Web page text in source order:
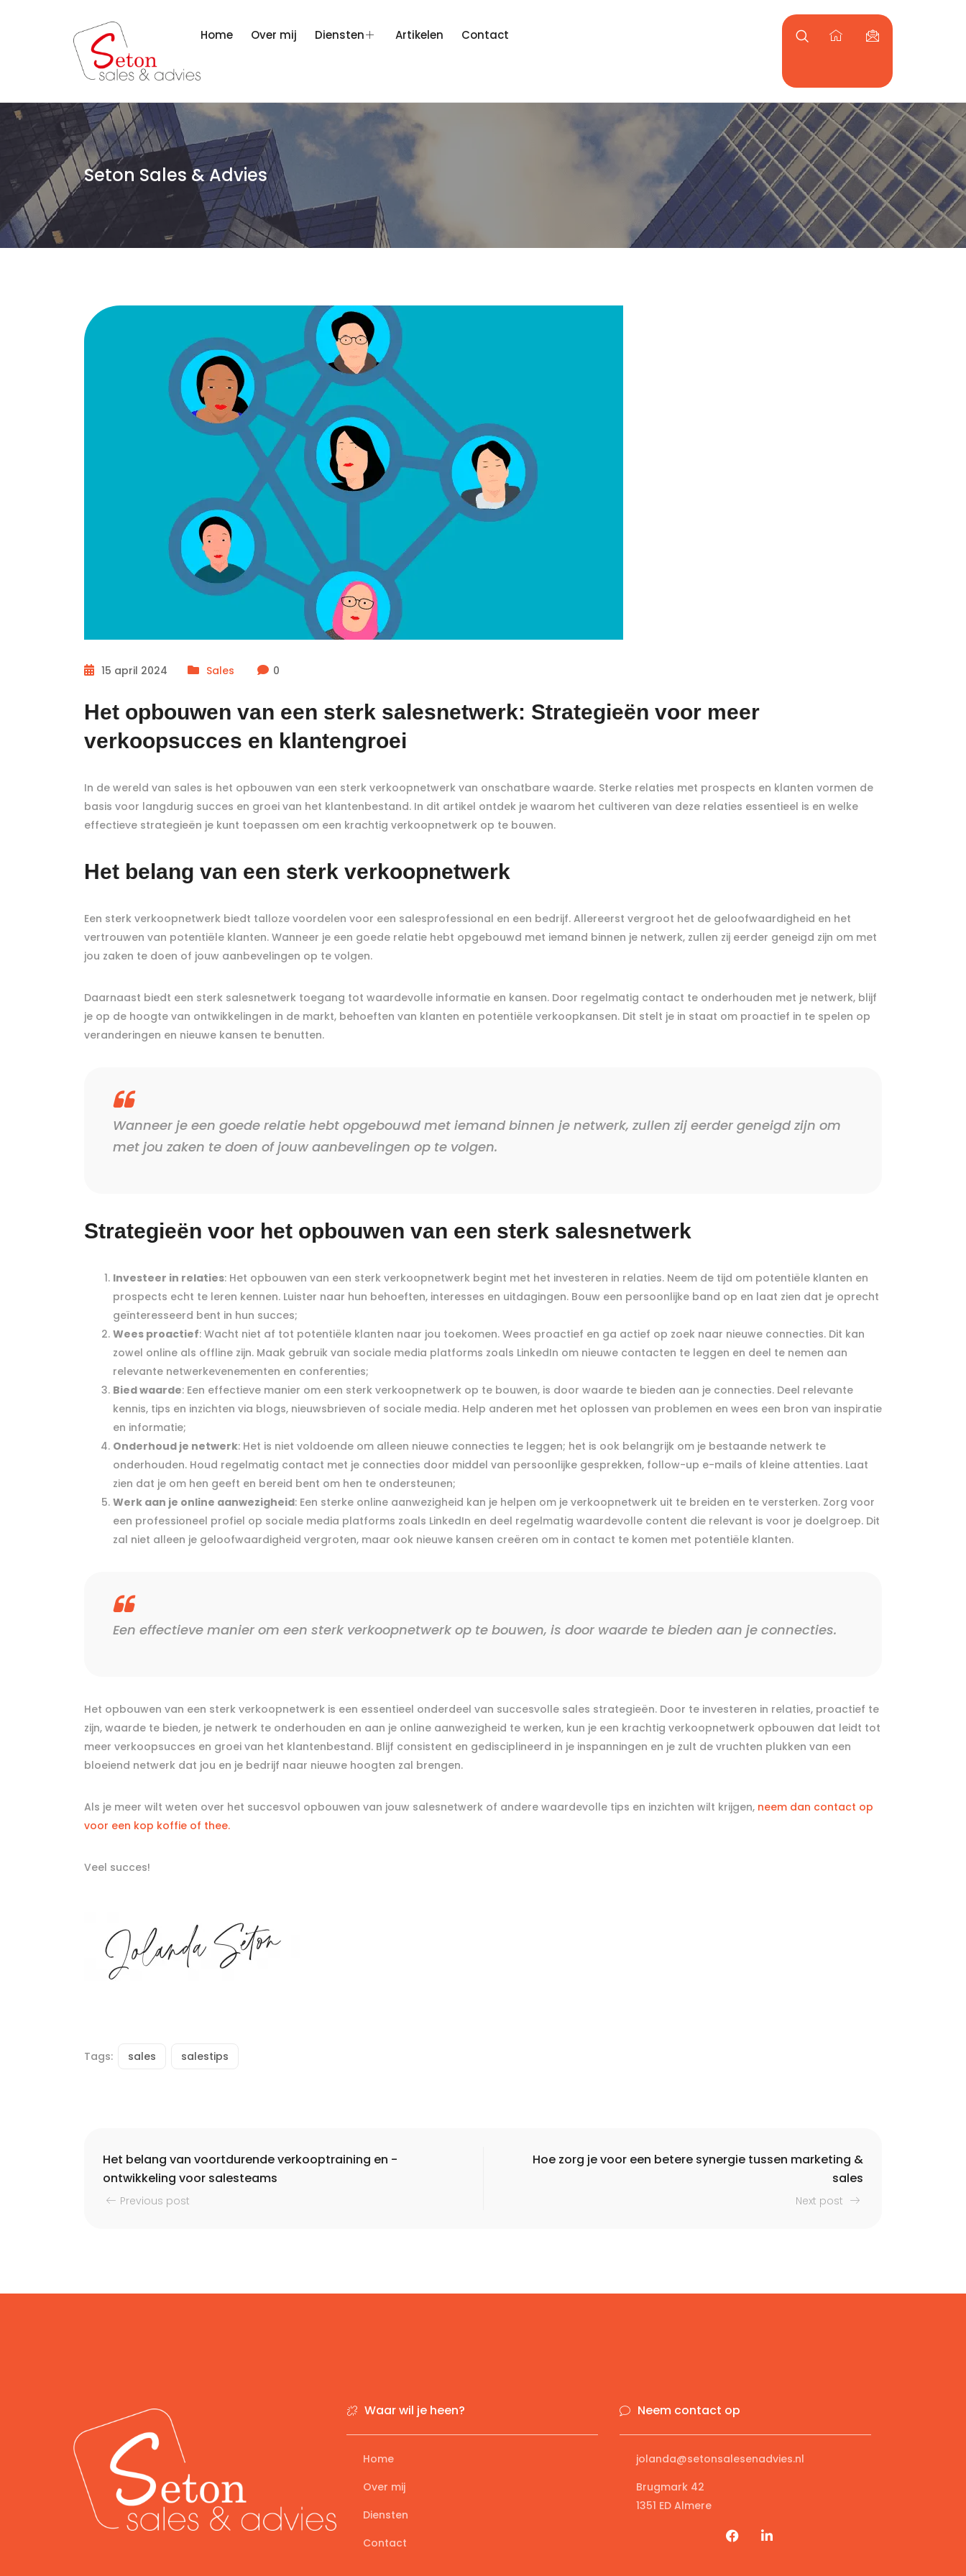
Home Over mij Diensten Artikelen Contact
Seton Sales & Advies
15 april 2024 Sales 0
Het opbouwen van een sterk salesnetwerk: Strategieën voor meer
verkoopsucces en klantengroei
In de wereld van sales is het opbouwen van een sterk verkoopnetwerk van onschatbare waarde. Sterke relaties met prospects en klanten vormen de
basis voor langdurig succes en groei van het klantenbestand. In dit artikel ontdek je waarom het cultiveren van deze relaties essentieel is en welke
effectieve strategieën je kunt toepassen om een krachtig verkoopnetwerk op te bouwen.
Het belang van een sterk verkoopnetwerk
Een sterk verkoopnetwerk biedt talloze voordelen voor een salesprofessional en een bedrijf. Allereerst vergroot het de geloofwaardigheid en het
vertrouwen van potentiële klanten. Wanneer je een goede relatie hebt opgebouwd met iemand binnen je netwerk, zullen zij eerder geneigd zijn om met
jou zaken te doen of jouw aanbevelingen op te volgen.
Daarnaast biedt een sterk salesnetwerk toegang tot waardevolle informatie en kansen. Door regelmatig contact te onderhouden met je netwerk, blijf
je op de hoogte van ontwikkelingen in de markt, behoeften van klanten en potentiële verkoopkansen. Dit stelt je in staat om proactief in te spelen op
veranderingen en nieuwe kansen te benutten.
Wanneer je een goede relatie hebt opgebouwd met iemand binnen je netwerk, zullen zij eerder geneigd zijn om
met jou zaken te doen of jouw aanbevelingen op te volgen.
Strategieën voor het opbouwen van een sterk salesnetwerk
Investeer in relaties: Het opbouwen van een sterk verkoopnetwerk begint met het investeren in relaties. Neem de tijd om potentiële klanten en
prospects echt te leren kennen. Luister naar hun behoeften, interesses en uitdagingen. Bouw een persoonlijke band op en laat zien dat je oprecht
geïnteresseerd bent in hun succes;
Wees proactief: Wacht niet af tot potentiële klanten naar jou toekomen. Wees proactief en ga actief op zoek naar nieuwe connecties. Dit kan
zowel online als offline zijn. Maak gebruik van sociale media platforms zoals LinkedIn om nieuwe contacten te leggen en deel te nemen aan
relevante netwerkevenementen en conferenties;
Bied waarde: Een effectieve manier om een sterk verkoopnetwerk op te bouwen, is door waarde te bieden aan je connecties. Deel relevante
kennis, tips en inzichten via blogs, nieuwsbrieven of sociale media. Help anderen met het oplossen van problemen en wees een bron van inspiratie
en informatie;
Onderhoud je netwerk: Het is niet voldoende om alleen nieuwe connecties te leggen; het is ook belangrijk om je bestaande netwerk te
onderhouden. Houd regelmatig contact met je connecties door middel van persoonlijke gesprekken, follow-up e-mails of kleine attenties. Laat
zien dat je om hen geeft en bereid bent om hen te ondersteunen;
Werk aan je online aanwezigheid: Een sterke online aanwezigheid kan je helpen om je verkoopnetwerk uit te breiden en te versterken. Zorg voor
een professioneel profiel op sociale media platforms zoals LinkedIn en deel regelmatig waardevolle content die relevant is voor je doelgroep. Dit
zal niet alleen je geloofwaardigheid vergroten, maar ook nieuwe kansen creëren om in contact te komen met potentiële klanten.
Een effectieve manier om een sterk verkoopnetwerk op te bouwen, is door waarde te bieden aan je connecties.
Het opbouwen van een sterk verkoopnetwerk is een essentieel onderdeel van succesvolle sales strategieën. Door te investeren in relaties, proactief te
zijn, waarde te bieden, je netwerk te onderhouden en aan je online aanwezigheid te werken, kun je een krachtig verkoopnetwerk opbouwen dat leidt tot
meer verkoopsucces en groei van het klantenbestand. Blijf consistent en gedisciplineerd in je inspanningen en je zult de vruchten plukken van een
bloeiend netwerk dat jou en je bedrijf naar nieuwe hoogten zal brengen.
Als je meer wilt weten over het succesvol opbouwen van jouw salesnetwerk of andere waardevolle tips en inzichten wilt krijgen, neem dan contact op
voor een kop koffie of thee.
Veel succes!
Tags: sales salestips
Het belang van voortdurende verkooptraining en -
ontwikkeling voor salesteams
Previous post
Hoe zorg je voor een betere synergie tussen marketing &
sales
Next post
Waar wil je heen?
Home
Over mij
Diensten
Contact
Neem contact op
jolanda@setonsalesenadvies.nl
Brugmark 42
1351 ED Almere